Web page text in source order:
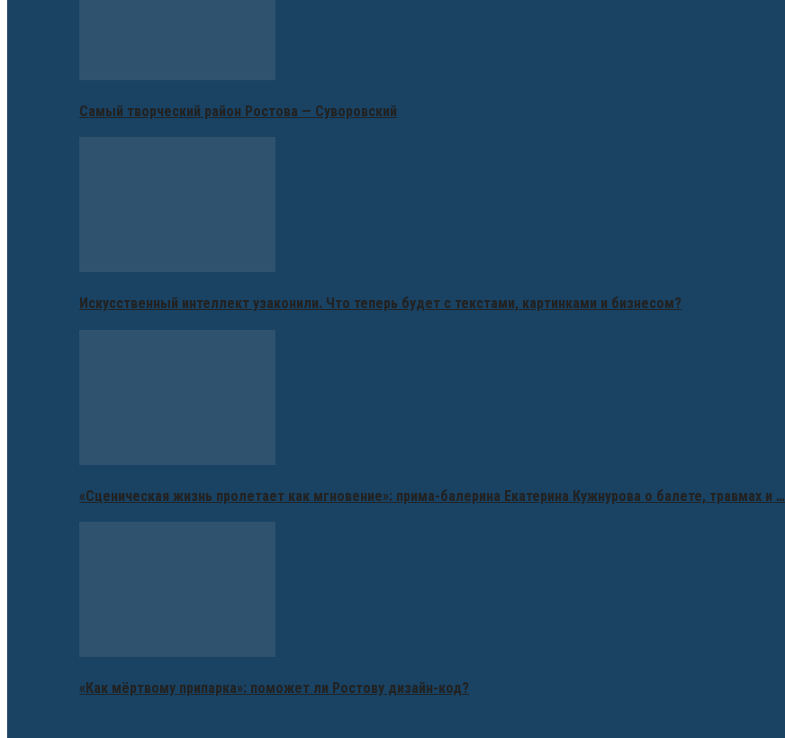
Самый творческий район Ростова — Суворовский
Искусственный интеллект узаконили. Что теперь будет с текстами, картинками и бизнесом?
«Сценическая жизнь пролетает как мгновение»: прима-балерина Екатерина Кужнурова о балете, травмах и …
«Как мёртвому припарка»: поможет ли Ростову дизайн-код?